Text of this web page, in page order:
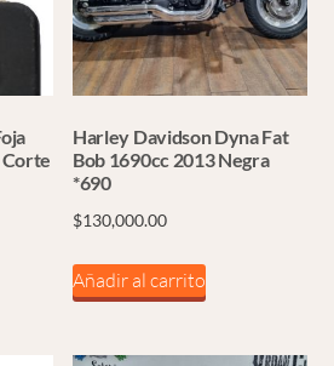
Harley Davidson Dyna Fat
Bob 1690cc 2013 Negra
*690
$130,000.00
Añadir al carrito